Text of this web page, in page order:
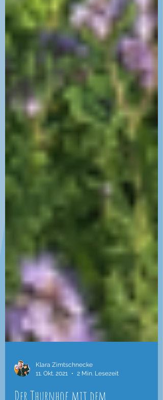
11. Okt. 2021
2 Min. Lesezeit